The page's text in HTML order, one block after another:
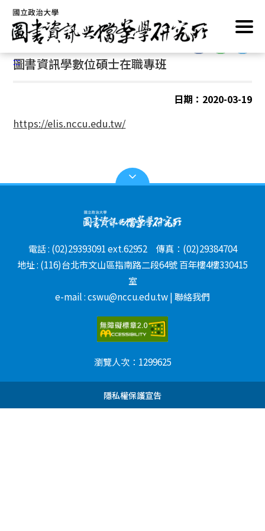
跳
到
主
要
內
首頁/招生資訊
:::
圖書資訊學數位碩士在職專班
日期：2020-03-19
https://elis.nccu.edu.tw/
電話 : (02)29393091 ext.62952 傳真：(02)29384704
地址 : (116)台北市文山區指南路二段64號 百年樓4樓330415
室
e-mail : cswu@nccu.edu.tw | 聯絡我們
瀏覽人次： 1299625
隱私權保護宣告